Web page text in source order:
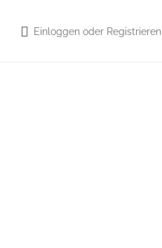
Einloggen oder Registrieren